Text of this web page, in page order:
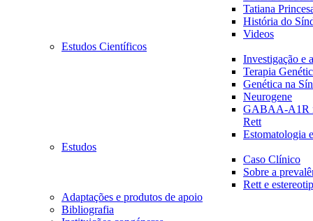
Tatiana
História do
Videos
Estudos Científicos
Investigação e
Terapia
Genética na
Neurogene
GABAA-A1R
Rett
Estomatologia
Estudos
Caso Clínico
Sobre a
Rett e
Adaptações e produtos de apoio
Bibliografia